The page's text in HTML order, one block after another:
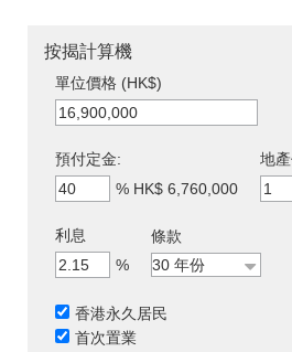
按揭計算機
單位價格 (HK$)
預付定金:
% HK$ 6,760,000
地
利息
%
條款
香港永久居民
首次置業